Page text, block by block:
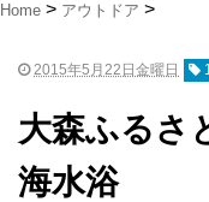
Home アウトドア
2015年5月22日金曜日
大森ふるさ
海水浴